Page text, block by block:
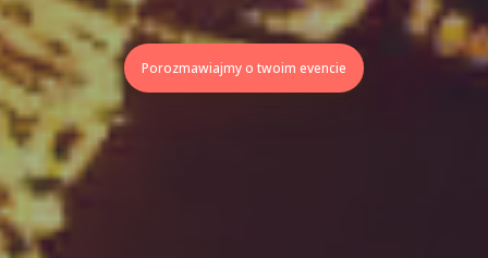
Porozmawiajmy o twoim evencie